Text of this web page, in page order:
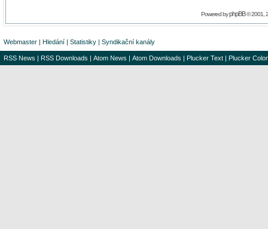
Powered byphpBB© 2001,
Webmaster | Hledání | Statistiky | Syndikační kanály
RSS News | RSS Downloads | Atom News | Atom Downloads | Plucker Text | Plucker Color